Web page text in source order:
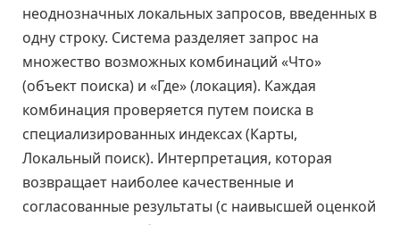
неоднозначных локальных запросов, введенных в
одну строку. Система разделяет запрос на
множество возможных комбинаций «Что»
(объект поиска) и «Где» (локация). Каждая
комбинация проверяется путем поиска в
специализированных индексах (Карты,
Локальный поиск). Интерпретация, которая
возвращает наиболее качественные и
согласованные результаты (с наивысшей оценкой